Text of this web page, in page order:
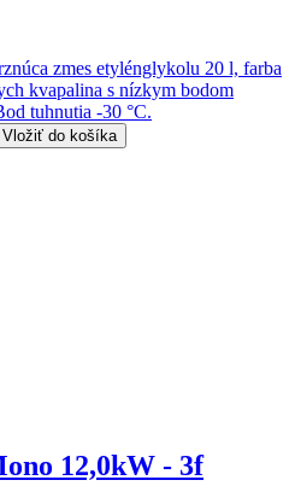
zmes etylénglykolu 20 l, farba
kvapalina s nízkym bodom
tuhnutia -30 °C.
Vložiť do košíka
12,0kW - 3f